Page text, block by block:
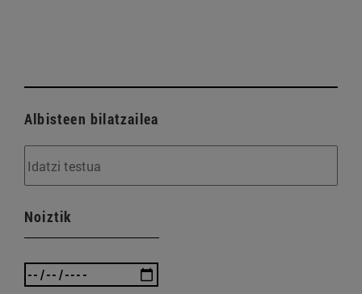
Albisteen bilatzailea
Noiztik